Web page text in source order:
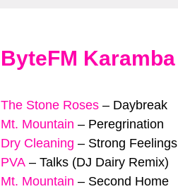
ByteFM Karamba
The Stone Roses – Daybreak
Mt. Mountain – Peregrination
Dry Cleaning – Strong Feelings
PVA – Talks (DJ Dairy Remix)
Mt. Mountain – Second Home